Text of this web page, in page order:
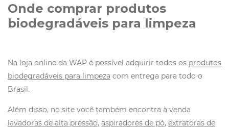
Onde comprar produtos
biodegradáveis para limpeza
Na loja online da WAP é possível adquirir todos os produtos
biodegradáveis para limpeza com entrega para todo o
Brasil.
Além disso, no site você também encontra à venda
lavadoras de alta pressão, aspiradores de pó, extratoras de